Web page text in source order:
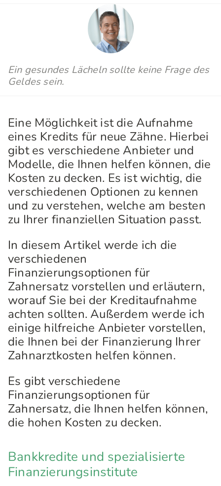
Ein gesundes Lächeln sollte keine Frage des
Geldes sein.
Eine Möglichkeit ist die Aufnahme
eines Kredits für neue Zähne. Hierbei
gibt es verschiedene Anbieter und
Modelle, die Ihnen helfen können, die
Kosten zu decken. Es ist wichtig, die
verschiedenen Optionen zu kennen
und zu verstehen, welche am besten
zu Ihrer finanziellen Situation passt.
In diesem Artikel werde ich die
verschiedenen
Finanzierungsoptionen für
Zahnersatz vorstellen und erläutern,
worauf Sie bei der Kreditaufnahme
achten sollten. Außerdem werde ich
einige hilfreiche Anbieter vorstellen,
die Ihnen bei der Finanzierung Ihrer
Zahnarztkosten helfen können.
Es gibt verschiedene
Finanzierungsoptionen für
Zahnersatz, die Ihnen helfen können,
die hohen Kosten zu decken.
Bankkredite und spezialisierte
Finanzierungsinstitute